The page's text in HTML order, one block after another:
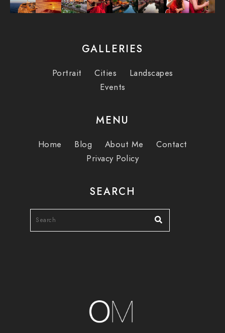
GALLERIES
Portrait Cities
Landscapes
Events
MENU
Home Blog About Me
Contact
Privacy Policy
SEARCH